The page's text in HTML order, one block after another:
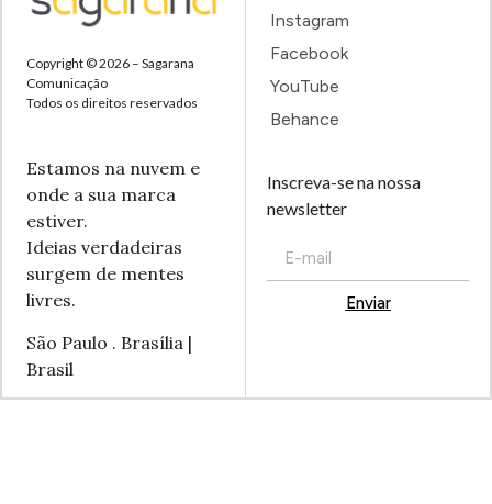
Copyright © 2026 – Sagarana
Comunicação
Todos os direitos reservados
Estamos na nuvem e
onde a sua marca
estiver.
Ideias verdadeiras
surgem de mentes
livres.
São Paulo . Brasília |
Brasil
Instagram
Facebook
YouTube
Behance
Inscreva-se na nossa
newsletter
Enviar